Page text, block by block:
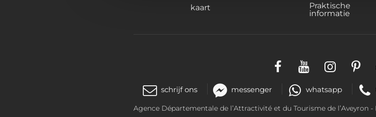
kaart
Praktische
informatie
schrijf ons messenger whatsapp
Agence Départementale de l’Attractivité et du Tourisme de l’Aveyron -